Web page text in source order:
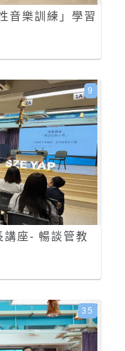
音樂訓練」學習
講座- 暢談管教
9
35